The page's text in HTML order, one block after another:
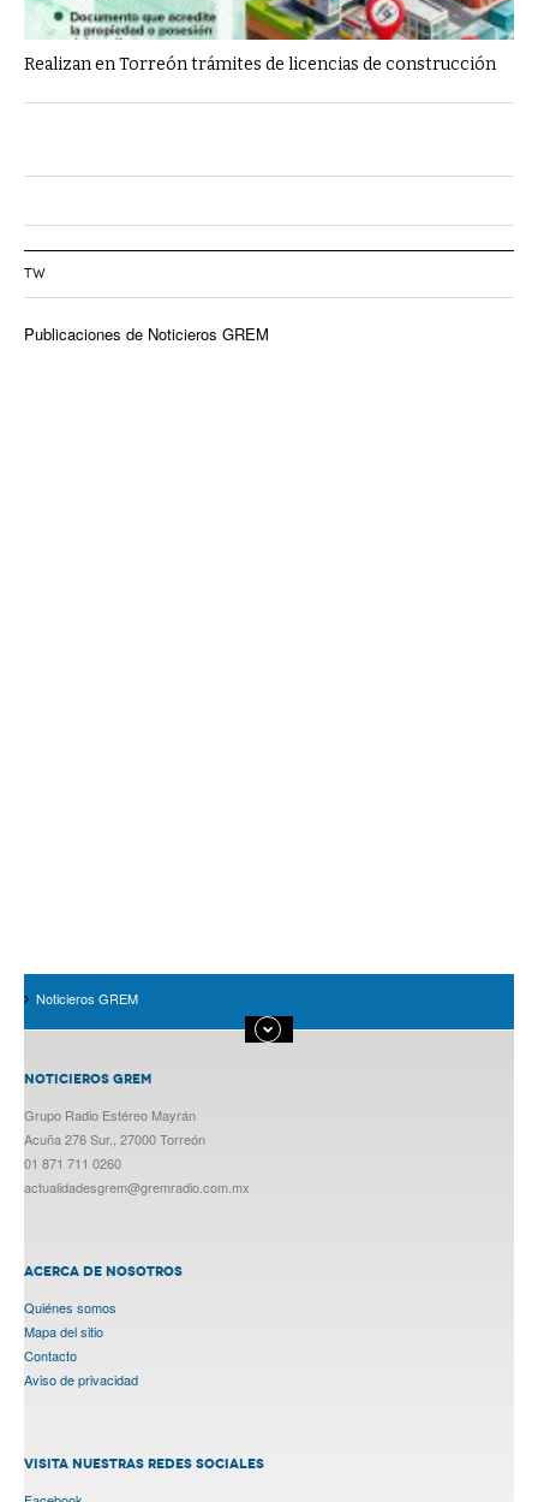
Realizan en Torreón trámites de licencias de construcción
TW
Publicaciones de Noticieros GREM
Noticieros GREM
NOTICIEROS GREM
Grupo Radio Estéreo Mayrán
Acuña 276 Sur., 27000 Torreón
01 871 711 0260
actualidadesgrem@gremradio.com.mx
ACERCA DE NOSOTROS
Quiénes somos
Mapa del sitio
Contacto
Aviso de privacidad
VISITA NUESTRAS REDES SOCIALES